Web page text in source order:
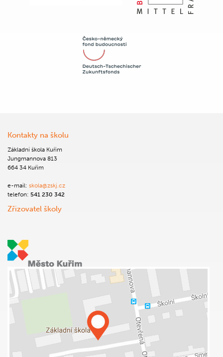
Kontakty na školu
Základní škola Kuřim
Jungmannova 813
664 34 Kuřim
e-mail: skola@zskj.cz
telefon: 541 230 342
Zřizovatel školy